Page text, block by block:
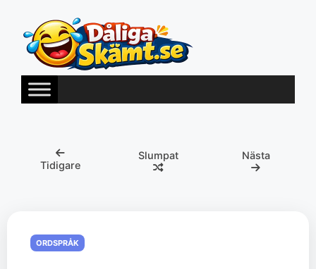
innehåll
Tidigare
Slumpat Nästa
ORDSPRÅK